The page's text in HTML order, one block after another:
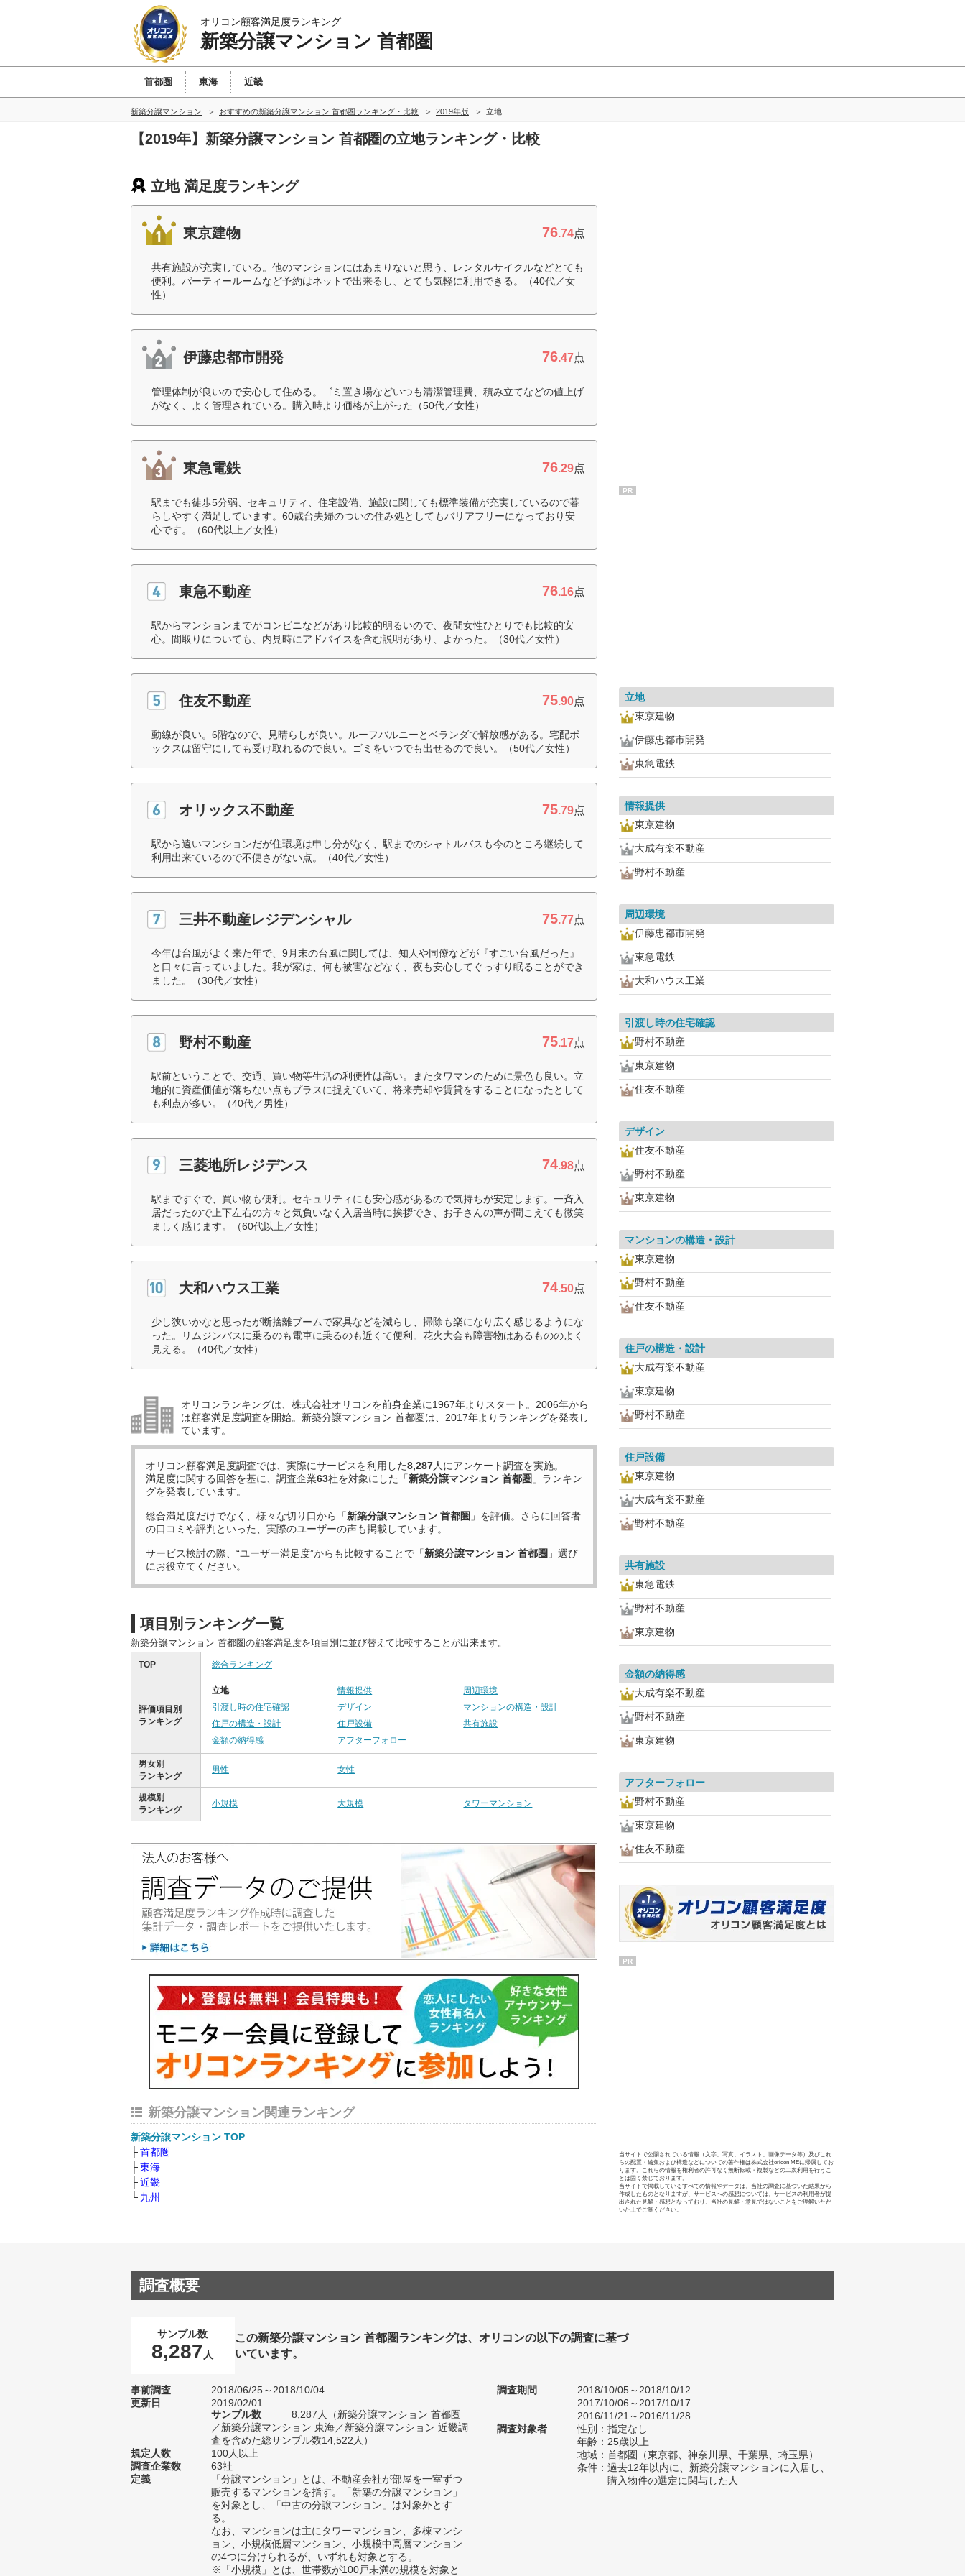
オリコン顧客満足度ランキング
新築分譲マンション 首都圏
首都圏 東海 近畿
新築分譲マンション おすすめの新築分譲マンション 首都圏ランキング・比較 2019年版 立地
【2019年】新築分譲マンション 首都圏の立地ランキング・比較
立地 満足度ランキング
東京建物 76.74点
共有施設が充実している。他のマンションにはあまりないと思う、レンタルサイクルなどとても
便利。パーティールームなど予約はネットで出来るし、とても気軽に利用できる。（40代／女
性）
伊藤忠都市開発 76.47点
管理体制が良いので安心して住める。ゴミ置き場などいつも清潔管理費、積み立てなどの値上げ
がなく、よく管理されている。購入時より価格が上がった（50代／女性）
東急電鉄 76.29点
駅までも徒歩5分弱、セキュリティ、住宅設備、施設に関しても標準装備が充実しているので暮
らしやすく満足しています。60歳台夫婦のついの住み処としてもバリアフリーになっており安
心です。（60代以上／女性）
東急不動産 76.16点
駅からマンションまでがコンビニなどがあり比較的明るいので、夜間女性ひとりでも比較的安
心。間取りについても、内見時にアドバイスを含む説明があり、よかった。（30代／女性）
住友不動産 75.90点
動線が良い。6階なので、見晴らしが良い。ルーフバルニーとベランダで解放感がある。宅配ボ
ックスは留守にしても受け取れるので良い。ゴミをいつでも出せるので良い。（50代／女性）
オリックス不動産 75.79点
駅から遠いマンションだが住環境は申し分がなく、駅までのシャトルバスも今のところ継続して
利用出来ているので不便さがない点。（40代／女性）
三井不動産レジデンシャル 75.77点
今年は台風がよく来た年で、9月末の台風に関しては、知人や同僚などが『すごい台風だった』
と口々に言っていました。我が家は、何も被害などなく、夜も安心してぐっすり眠ることができ
ました。（30代／女性）
野村不動産 75.17点
駅前ということで、交通、買い物等生活の利便性は高い。またタワマンのために景色も良い。立
地的に資産価値が落ちない点もプラスに捉えていて、将来売却や賃貸をすることになったとして
も利点が多い。（40代／男性）
三菱地所レジデンス 74.98点
駅まですぐで、買い物も便利。セキュリティにも安心感があるので気持ちが安定します。一斉入
居だったので上下左右の方々と気負いなく入居当時に挨拶でき、お子さんの声が聞こえても微笑
ましく感じます。（60代以上／女性）
大和ハウス工業 74.50点
少し狭いかなと思ったが断捨離ブームで家具などを減らし、掃除も楽になり広く感じるようにな
った。リムジンバスに乗るのも電車に乗るのも近くて便利。花火大会も障害物はあるもののよく
見える。（40代／女性）
オリコンランキングは、株式会社オリコンを前身企業に1967年よりスタート。2006年から
は顧客満足度調査を開始。新築分譲マンション 首都圏は、2017年よりランキングを発表し
ています。
オリコン顧客満足度調査では、実際にサービスを利用した8,287人にアンケート調査を実施。
満足度に関する回答を基に、調査企業63社を対象にした「新築分譲マンション 首都圏 」ランキン
グを発表しています。
総合満足度だけでなく、様々な切り口から「新築分譲マンション 首都圏 」を評価。さらに回答者
の口コミや評判といった、実際のユーザーの声も掲載しています。
サービス検討の際、“ユーザー満足度”からも比較することで「新築分譲マンション 首都圏 」選び
にお役立てください。
項目別ランキング一覧
新築分譲マンション 首都圏の顧客満足度を項目別に並び替えて比較することが出来ます。
TOP 総合ランキング
評価項目別
ランキング
立地 情報提供
周辺環境
引渡し時の住宅確認
デザイン
マンションの構造・設計
住戸の構造・設計
住戸設備
共有施設
金額の納得感
アフターフォロー
男女別
ランキング
男性 女性
規模別
ランキング
小規模 大規模 タワーマンション
新築分譲マンション関連ランキング
新築分譲マンション TOP
首都圏
東海
近畿
九州
PR
立地
東京建物
伊藤忠都市開発
東急電鉄
情報提供
東京建物
大成有楽不動産
野村不動産
周辺環境
伊藤忠都市開発
東急電鉄
大和ハウス工業
引渡し時の住宅確認
野村不動産
東京建物
住友不動産
デザイン
住友不動産
野村不動産
東京建物
マンションの構造・設計
東京建物
野村不動産
住友不動産
住戸の構造・設計
大成有楽不動産
東京建物
野村不動産
住戸設備
東京建物
大成有楽不動産
野村不動産
共有施設
東急電鉄
野村不動産
東京建物
金額の納得感
大成有楽不動産
野村不動産
東京建物
アフターフォロー
野村不動産
東京建物
住友不動産
PR
当サイトで公開されている情報（文字、写真、イラスト、画像データ等）及びこれ
らの配置・編集および構造などについての著作権は株式会社oricon MEに帰属してお
ります。これらの情報を権利者の許可なく無断転載・複製などの二次利用を行うこ
とは固く禁じております。
当サイトで掲載しているすべての情報やデータは、当社の調査に基づいた結果から
作成したものとなりますが、サービスへの感想については、サービスの利用者が提
出された見解・感想となっており、当社の見解・意見ではないことをご理解いただ
いた上でご覧ください。
調査概要
サンプル数
8,287 人
この新築分譲マンション 首都圏ランキングは、オリコンの以下の調査に基づ
いています。
事前調査
2018/06/25～2018/10/04
更新日
2019/02/01
サンプル数
8,287人（新築分譲マンション 首都圏
／新築分譲マンション 東海／新築分譲マンション 近畿調
査を含めた総サンプル数14,522人）
規定人数
100人以上
調査企業数
63社
定義
「分譲マンション」とは、不動産会社が部屋を一室ずつ
販売するマンションを指す。「新築の分譲マンション」
を対象とし、「中古の分譲マンション」は対象外とす
る。
なお、マンションは主にタワーマンション、多棟マンシ
ョン、小規模低層マンション、小規模中高層マンション
の4つに分けられるが、いずれも対象とする。
※「小規模」とは、世帯数が100戸未満の規模を対象と
調査期間
2018/10/05～2018/10/12
2017/10/06～2017/10/17
2016/11/21～2016/11/28
調査対象者
性別：指定なし
年齢：25歳以上
地域：首都圏（東京都、神奈川県、千葉県、埼玉県）
条件：過去12年以内に、新築分譲マンションに入居し、
購入物件の選定に関与した人